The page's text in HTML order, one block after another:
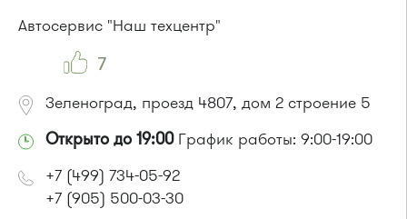
Автосервис "Наш техцентр"
7
Зеленоград, проезд 4807, дом 2 строение 5
Открыто до 19:00График работы: 9:00-19:00
+7 (499) 734-05-92
+7 (905) 500-03-30